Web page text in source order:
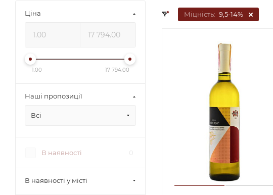
Міцність: 9,5-14%
Ціна
1.00 17 794.00
Наші пропозиції
Всі
В наявності 0
В наявності у місті